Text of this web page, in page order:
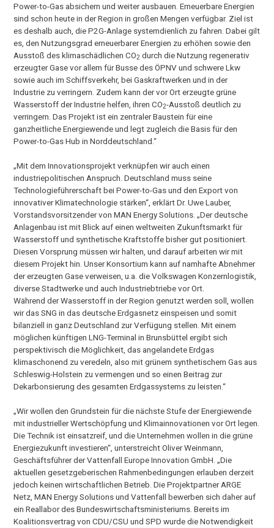
Power-to-Gas absichern und weiter ausbauen. Erneuerbare Energien
sind schon heute in der Region in großen Mengen verfügbar. Ziel ist
es deshalb auch, die P2G-Anlage systemdienlich zu fahren. Dabei gilt
es, den Nutzungsgrad erneuerbarer Energien zu erhöhen sowie den
Ausstoß des klimaschädlichen CO2 durch die Nutzung regenerativ
erzeugter Gase vor allem für Busse des ÖPNV und schwere Lkw
sowie auch im Schiffsverkehr, bei Gaskraftwerken und in der
Industrie zu verringern. Zudem kann der vor Ort erzeugte grüne
Wasserstoff der Industrie helfen, ihren CO2-Ausstoß deutlich zu
verringern. Das Projekt ist ein zentraler Baustein für eine
ganzheitliche Energiewende und legt zugleich die Basis für den
Power-to-Gas Hub in Norddeutschland.“
„Mit dem Innovationsprojekt verknüpfen wir auch einen
industriepolitischen Anspruch. Deutschland muss seine
Technologieführerschaft bei Power-to-Gas und den Export von
innovativer Klimatechnologie stärken“, erklärt Dr. Uwe Lauber,
Vorstandsvorsitzender von MAN Energy Solutions. „Der deutsche
Anlagenbau ist mit Blick auf einen weltweiten Zukunftsmarkt für
Wasserstoff und synthetische Kraftstoffe bisher gut positioniert.
Diesen Vorsprung müssen wir halten, und darauf arbeiten wir mit
diesem Projekt hin. Unser Konsortium kann auf namhafte Abnehmer
der erzeugten Gase verweisen, u.a. die Volkswagen Konzernlogistik,
diverse Stadtwerke und auch Industriebtriebe vor Ort.
Während der Wasserstoff in der Region genutzt werden soll, wollen
wir das SNG in das deutsche Erdgasnetz einspeisen und somit
bilanziell in ganz Deutschland zur Verfügung stellen. Mit einem
möglichen künftigen LNG-Terminal in Brunsbüttel ergibt sich
perspektivisch die Möglichkeit, das angelandete Erdgas
klimaschonend zu veredeln, also mit grünem synthetischem Gas aus
Schleswig-Holstein zu vermengen und so einen Beitrag zur
Dekarbonsierung des gesamten Erdgassystems zu leisten.“
„Wir wollen den Grundstein für die nächste Stufe der Energiewende
mit industrieller Wertschöpfung und Klimainnovationen vor Ort legen.
Die Technik ist einsatzreif, und die Unternehmen wollen in die grüne
Energiezukunft investieren“, unterstreicht Oliver Weinmann,
Geschäftsführer der Vattenfall Europe Innovation GmbH. „Die
aktuellen gesetzgeberischen Rahmenbedingungen erlauben derzeit
jedoch keinen wirtschaftlichen Betrieb. Die Projektpartner ARGE
Netz, MAN Energy Solutions und Vattenfall bewerben sich daher auf
ein Reallabor des Bundeswirtschaftsministeriums. Bereits im
Koalitionsvertrag von CDU/CSU und SPD wurde die Notwendigkeit